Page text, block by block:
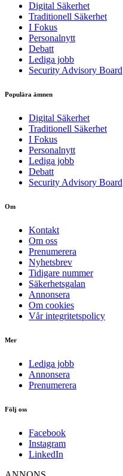
Digital Säkerhet
Traditionell Säkerhet
I Fokus
Personalnytt
Debatt
Lediga jobb
Security Advisory Board
Populära ämnen
Digital Säkerhet
Traditionell Säkerhet
I Fokus
Personalnytt
Lediga jobb
Debatt
Security Advisory Board
Om
Kontakt
Om oss
Prenumerera
Nyhetsbrev
Tidigare nummer
Säkerhetsgalan
Annonsera
Om cookies
Vår integritetspolicy
Mer
Lediga jobb
Annonsera
Prenumerera
Följ oss
Facebook
Instagram
LinkedIn